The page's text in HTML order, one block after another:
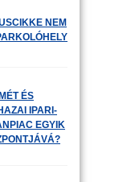
NEM
ÉS
IPARI-
EGYIK